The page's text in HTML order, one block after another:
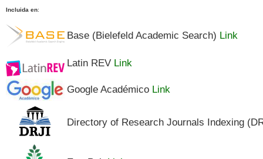
Incluida en:
Base (Bielefeld Academic Search) Link
Latin REV Link
Google Académico Link
Directory of Research Journals Indexing